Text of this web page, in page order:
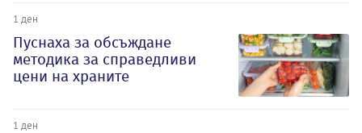
1 ден
Пуснаха за обсъждане
методика за справедливи
цени на храните
1 ден